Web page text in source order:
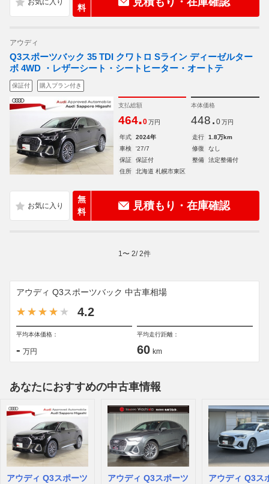
料
アウディ
Q3スポーツバック 35 TDI クワトロ Sライン ディーゼルター
ボ 4WD ・レザーシート・シートヒーター・オートテ
保証付 購入プラン付き
支払総額
464.0 万円
本体価格
448. 0 万円
年式 2024年 走行
1.8万km
車検
'27/7 修復
なし
保証
保証付 整備
法定整備付
住所
北海道 札幌市東区
無
料
見積もり・在庫確認
1 〜 2/2件
アウディ Q3スポーツバック 中古車相場
4.2
平均本体価格：
- 万円
平均走行距離：
60 km
あなたにおすすめの中古車情報
アウディ Q3スポーツ
アウディ Q3スポーツ
アウディ Q3ス